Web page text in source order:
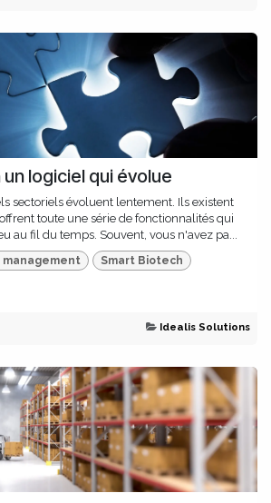
logiciel qui évolue
sectoriels évoluent lentement. Ils existent
toute une série de fonctionnalités qui
au fil du temps. Souvent, vous n'avez pa...
management Smart Biotech
Idealis Solutions